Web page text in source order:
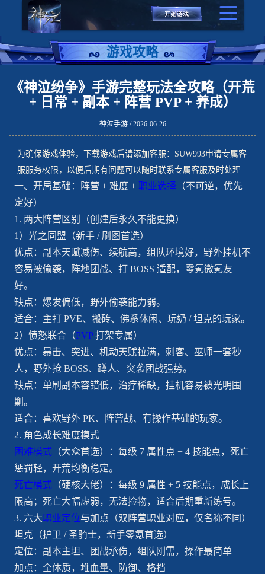
游戏攻略
《神泣纷争》手游完整玩法全攻略（开荒
+ 日常 + 副本 + 阵营 PVP + 养成）
神泣手游 / 2026-06-26
为确保游戏体验，下载游戏后请添加客服：SUW993申请专属客
服服务权限，以便后期有问题可以随时联系专属客服及时处理
一、开局基础：阵营 + 难度 + 职业选择（不可逆，优先
定好）
1. 两大阵营区别（创建后永久不能更换）
1）光之同盟（新手 / 刷图首选）
优点：副本天赋减伤、续航高，组队环境好，野外挂机不
容易被偷袭，阵地团战、打 BOSS 适配，零氪微氪友
好。
缺点：爆发偏低，野外偷袭能力弱。
适合：主打 PVE、搬砖、佛系休闲、玩奶 / 坦克的玩家。
2）愤怒联合（PVP打架专属）
优点：暴击、突进、机动天赋拉满，刺客、巫师一套秒
人，野外抢 BOSS、蹲人、突袭团战强势。
缺点：单刷副本容错低，治疗稀缺，挂机容易被光明围
剿。
适合：喜欢野外 PK、阵营战、有操作基础的玩家。
2. 角色成长难度模式
困难模式（大众首选）：每级 7 属性点 + 4 技能点，死亡
惩罚轻，开荒均衡稳定。
死亡模式（硬核大佬）：每级 9 属性 + 5 技能点，成长上
限高；死亡大幅虚弱，无法捡物，适合后期重新练号。
3. 六大职业定位与加点（双阵营职业对应，仅名称不同）
坦克（护卫 / 圣骑士，新手零氪首选）
定位：副本主坦、团战承伤，组队刚需，操作最简单
加点：全体质，堆血量、防御、格挡